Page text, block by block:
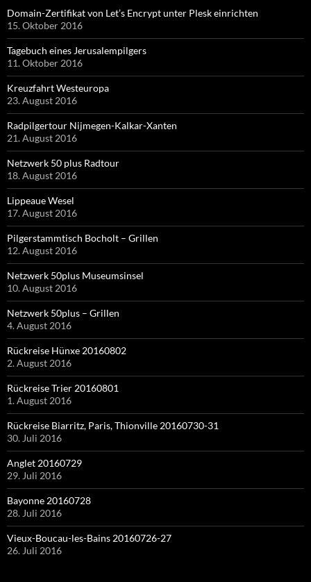
Domain-Zertifikat von Let’s Encrypt unter Plesk einrichten
15. Oktober 2016
Tagebuch eines Jerusalempilgers
11. Oktober 2016
Kreuzfahrt Westeuropa
23. August 2016
Radpilgertour Nijmegen-Kalkar-Xanten
21. August 2016
Netzwerk 50 plus Radtour
18. August 2016
Lippeaue Wesel
17. August 2016
Pilgerstammtisch Bocholt – Grillen
12. August 2016
Netzwerk 50plus Museumsinsel
10. August 2016
Netzwerk 50plus – Grillen
4. August 2016
Rückreise Hünxe 20160802
2. August 2016
Rückreise Trier 20160801
1. August 2016
Rückreise Biarritz, Paris, Thionville 20160730-31
30. Juli 2016
Anglet 20160729
29. Juli 2016
Bayonne 20160728
28. Juli 2016
Vieux-Boucau-les-Bains 20160726-27
26. Juli 2016